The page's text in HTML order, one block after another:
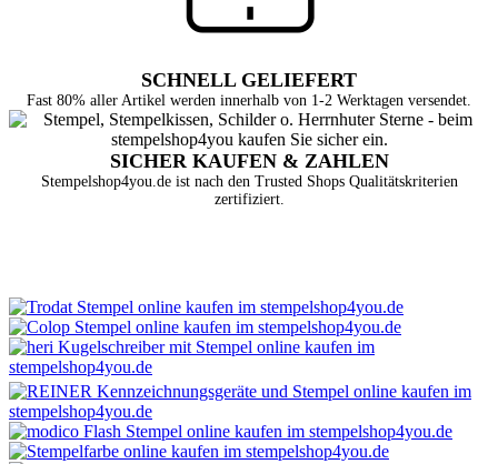
SCHNELL GELIEFERT
Fast 80% aller Artikel werden innerhalb von 1-2 Werktagen versendet.
SICHER KAUFEN & ZAHLEN
Stempelshop4you.de ist nach den Trusted Shops Qualitätskriterien
zertifiziert.